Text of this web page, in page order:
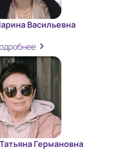
Васильевна
Германовна